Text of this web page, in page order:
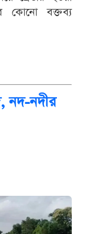
কোনো বক্তব্য
নদ-নদীর